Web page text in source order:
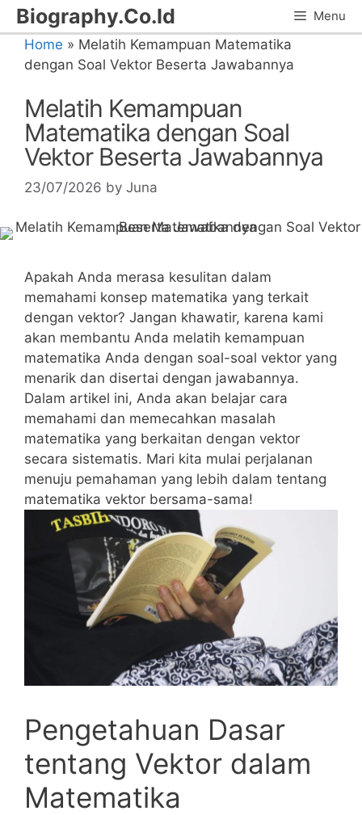
Skip
to
content
Biography.Co.Id Menu
Home » Melatih Kemampuan Matematika
dengan Soal Vektor Beserta Jawabannya
Melatih Kemampuan
Matematika dengan Soal
Vektor Beserta Jawabannya
23/07/2026 by Juna
Apakah Anda merasa kesulitan dalam
⁣memahami konsep matematika yang terkait
dengan vektor? Jangan khawatir, karena ⁣kami
akan ⁤membantu Anda melatih kemampuan
matematika Anda dengan soal-soal vektor yang
menarik dan disertai dengan⁤ jawabannya.
Dalam artikel ini, Anda ⁣akan belajar cara
memahami dan memecahkan masalah
matematika yang‌ berkaitan dengan vektor
secara sistematis. Mari kita mulai‍ perjalanan
menuju pemahaman yang lebih dalam tentang
matematika vektor‌ bersama-sama!
Pengetahuan Dasar
tentang Vektor dalam
Matematika